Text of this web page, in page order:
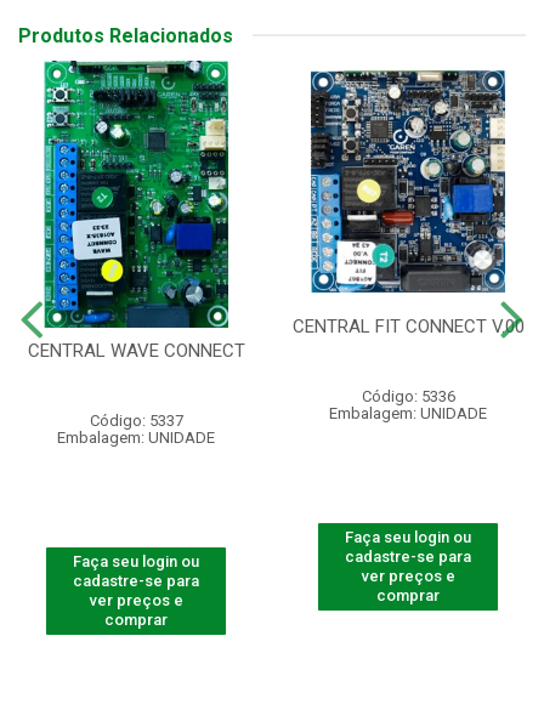
Produtos Relacionados
CENTRAL WAVE CONNECT
Código: 5337
Embalagem: UNIDADE
Faça seu login ou
cadastre-se para
ver preços e
comprar
CENTRAL FIT CONNECT V.00
Código: 5336
Embalagem: UNIDADE
Faça seu login ou
cadastre-se para
ver preços e
comprar